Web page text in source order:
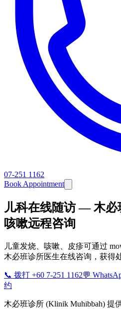
07-251 1162
Book Appointment
儿科在线随访 — 木必
咳嗽远程咨询
儿童发烧、咳嗽、皮疹可通过
木必班诊所医生在线咨询，获得
📞 拨打 +60 7-251 1162💬
约
木必班诊所 (Klinik Muhibbah) 提